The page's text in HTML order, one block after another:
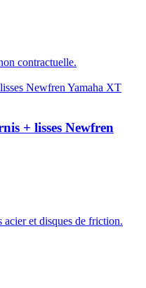
contractuelle.
+ lisses Newfren
acier et disques de friction.